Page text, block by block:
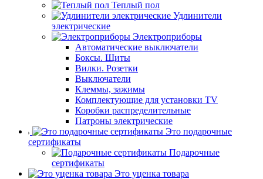
Теплый пол
Удлинители
электрические
Электроприборы
Автоматические выключатели
Боксы. Щиты
Вилки. Розетки
Выключатели
Клеммы, зажимы
Комплектующие для установки TV
Коробки распределительные
Патроны электрические
Это подарочные
сертификаты
Подарочные
сертификаты
Это уценка товара